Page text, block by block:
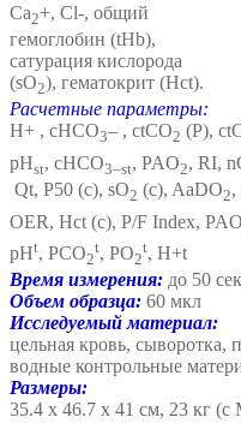
Ca2+, Cl-, общий
гемоглобин (tHb),
сатурация кислорода
(sO2), гематокрит (Hct).
Расчетные параметры:
H+ , cHCO3– , ctCO2 (P),
pHst, cHCO3–st, PAO2, RI,
Qt, P50 (c), sO2 (c), AaDO2,
OER, Hct (c), P/F Index, PAO
pHt, PCO2
t, PO2
t, H+t
Время измерения: до 50
Объем образца: 60 мкл
Исследуемый материал:
цельная кровь, сыворотка,
водные контрольные
Размеры:
35.4 х 46.7 х 41 см, 23 кг